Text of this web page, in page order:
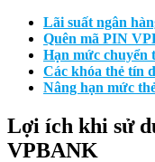
Lãi suất ngân
Quên mã PIN
Hạn mức
Các khóa thẻ tín
Nâng hạn mức
Lợi ích khi sử
VPBANK